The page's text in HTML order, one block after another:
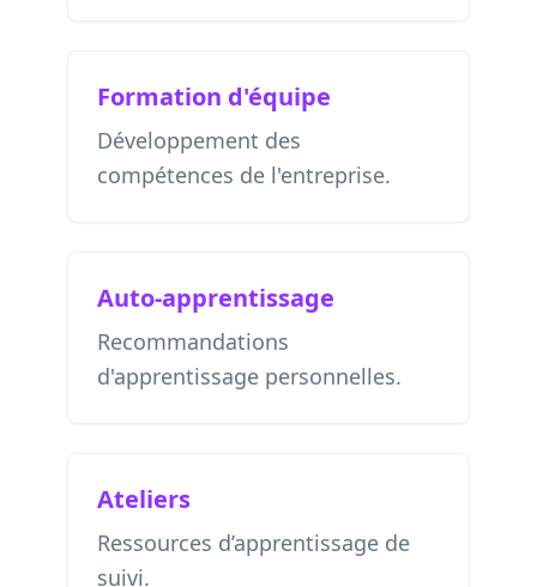
Formation d'équipe
Développement des
compétences de l'entreprise.
Auto-apprentissage
Recommandations
d'apprentissage personnelles.
Ateliers
Ressources d’apprentissage de
suivi.